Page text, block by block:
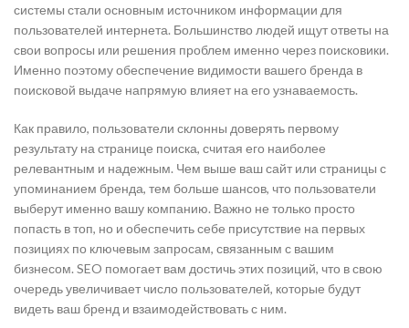
системы стали основным источником информации для
пользователей интернета. Большинство людей ищут ответы на
свои вопросы или решения проблем именно через поисковики.
Именно поэтому обеспечение видимости вашего бренда в
поисковой выдаче напрямую влияет на его узнаваемость.
Как правило, пользователи склонны доверять первому
результату на странице поиска, считая его наиболее
релевантным и надежным. Чем выше ваш сайт или страницы с
упоминанием бренда, тем больше шансов, что пользователи
выберут именно вашу компанию. Важно не только просто
попасть в топ, но и обеспечить себе присутствие на первых
позициях по ключевым запросам, связанным с вашим
бизнесом. SEO помогает вам достичь этих позиций, что в свою
очередь увеличивает число пользователей, которые будут
видеть ваш бренд и взаимодействовать с ним.